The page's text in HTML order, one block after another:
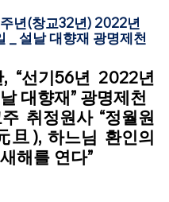
년(창교32년) 2022년
_ 설날 대향재 광명제천
“선기56년 2022년
대향재” 광명제천
취정원사 “정월원
旦), 하느님 환인의
해를 연다”